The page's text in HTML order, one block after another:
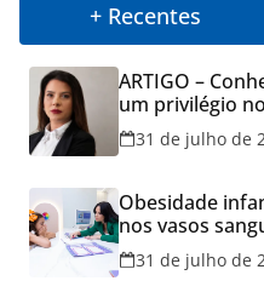
+ Recentes
ARTIGO –
um privilégio
31 de julho de
Obesidade
nos vasos
alerta estudo
31 de julho de